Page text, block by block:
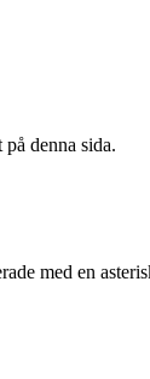
denna sida.
med en